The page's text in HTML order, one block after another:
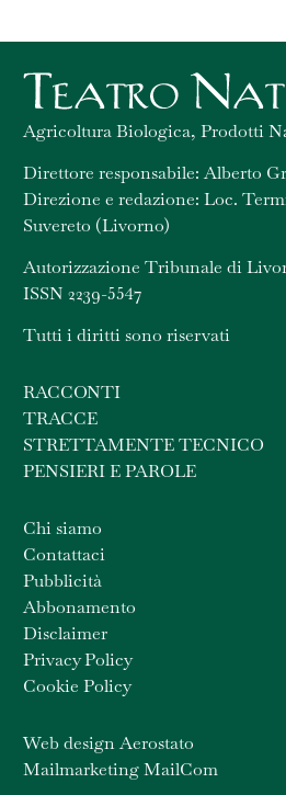
Agricoltura Biologica, Prodotti
Direttore responsabile: Alberto
Direzione e redazione: Loc.
Suvereto (Livorno)
Autorizzazione Tribunale di
ISSN 2239-5547
Tutti i diritti sono riservati
RACCONTI
TRACCE
STRETTAMENTE TECNICO
PENSIERI E PAROLE
Chi siamo
Contattaci
Pubblicità
Abbonamento
Disclaimer
Privacy Policy
Cookie Policy
Web design Aerostato
Mailmarketing MailCom